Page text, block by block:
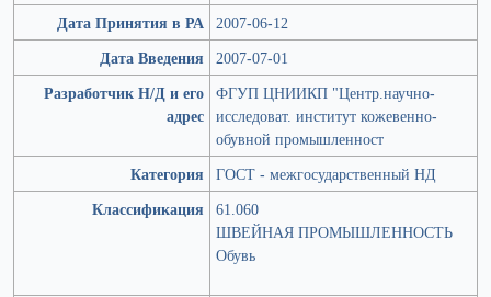
Дата Принятия в РА 2007-06-12
Дата Введения
2007-07-01
Разработчик Н/Д и его
адрес
ФГУП ЦНИИКП "Центр.научно-
исследоват. институт кожевенно-
обувной промышленност
Категория
ГОСТ - межгосударственный НД
Классификация
61.060
ШВЕЙНАЯ ПРОМЫШЛЕННОСТЬ
Обувь